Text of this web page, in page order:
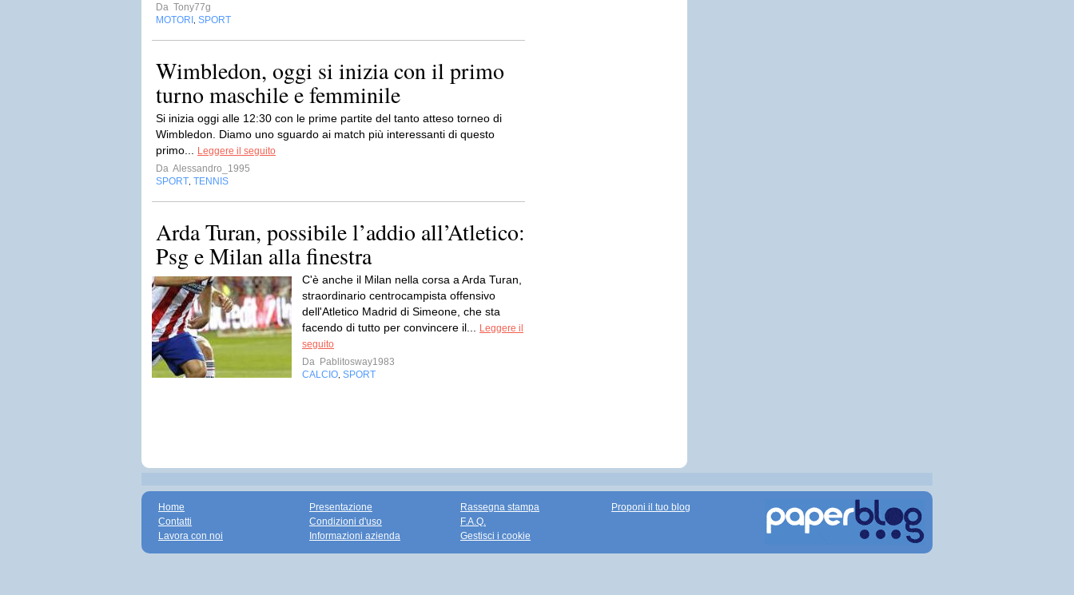
Da Tony77g
MOTORI
SPORT
Wimbledon, oggi si inizia con il primo
turno maschile e femminile
Si inizia oggi alle 12:30 con le prime partite del tanto atteso torneo di
Wimbledon. Diamo uno sguardo ai match più interessanti di questo
primo...
Leggere il seguito
Da Alessandro_1995
SPORT TENNIS
Arda Turan, possibile l’addio all’Atletico:
Psg e Milan alla finestra
C'è anche il Milan nella corsa a Arda Turan,
straordinario centrocampista offensivo
dell'Atletico Madrid di Simeone, che sta
facendo di tutto per convincere il...
Leggere il
seguito
Da Pablitosway1983
CALCIO SPORT
Home
Contatti
Lavora con noi
Presentazione
Condizioni d'uso
Informazioni azienda
Rassegna stampa
F.A.Q.
Gestisci i cookie
Proponi il tuo blog